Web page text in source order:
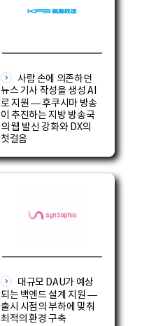
사람 손에 의존하던
뉴스 기사 작성을 생성 AI
로 지원 — 후쿠시마 방송
이 추진하는 지방 방송국
의 웹 발신 강화와 DX의
첫걸음
대규모 DAU가 예상
되는 백엔드 설계 지원 —
출시 시점의 부하에 맞춰
최적의 환경 구축